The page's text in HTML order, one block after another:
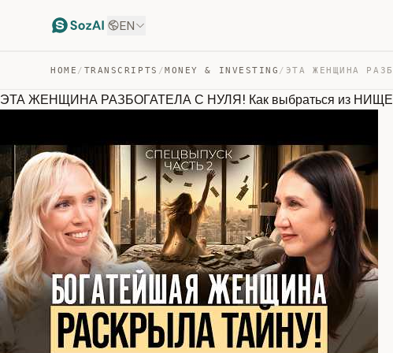
EN
HOME / TRANSCRIPTS /MONEY & INVESTING /
ЭТА ЖЕНЩИНА РАЗБОГАТЕЛА С НУЛЯ! Как выбраться из